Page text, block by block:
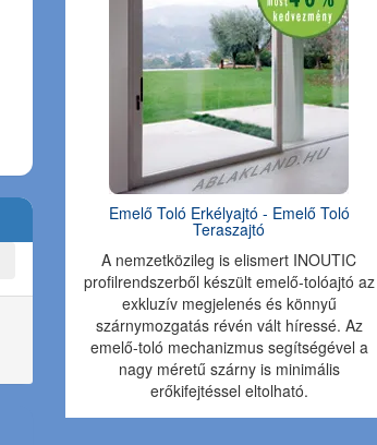
Emelő Toló Erkélyajtó - Emelő Toló
Teraszajtó
A nemzetközileg is elismert INOUTIC
profilrendszerből készült emelő-tolóajtó az
exkluzív megjelenés és könnyű
szárnymozgatás révén vált híressé. Az
emelő-toló mechanizmus segítségével a
nagy méretű szárny is minimális
erőkifejtéssel eltolható.